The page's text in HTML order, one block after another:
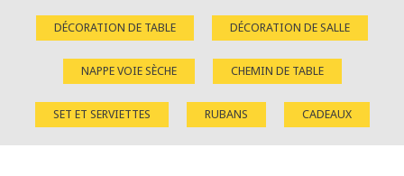
DÉCORATION DE TABLE DÉCORATION DE SALLE
NAPPE VOIE SÈCHE CHEMIN DE TABLE
SET ET SERVIETTES RUBANS CADEAUX